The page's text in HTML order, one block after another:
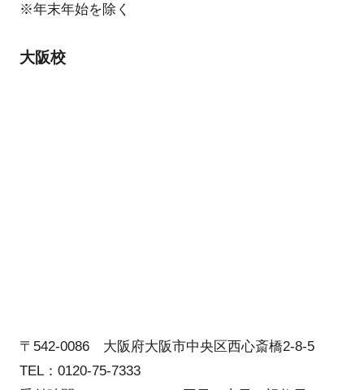
※年末年始を除く
大阪校
〒542-0086 大阪府大阪市中央区西心斎橋2-8-5
TEL：0120-75-7333